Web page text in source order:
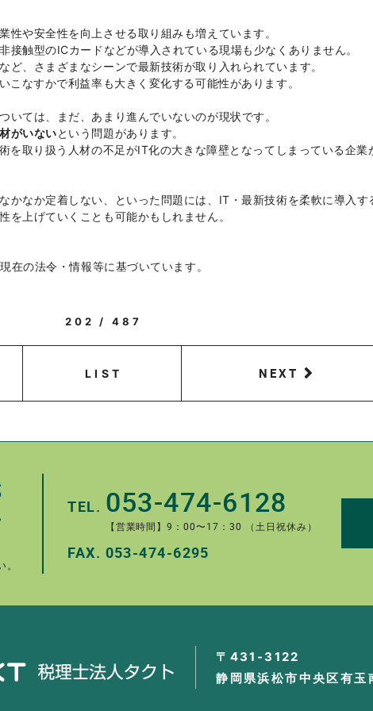
性や安全性を向上させる取り組みも増えています。
接触型のICカードなどが導入されている現場も少なくありません。
ど、さまざまなシーンで最新技術が取り入れられています。
こなすかで利益率も大きく変化する可能性があります。
いては、まだ、あまり進んでいないのが現状です。
がいないという問題があります。
を取り扱う人材の不足がIT化の大きな障壁となってしまっている企業
かなか定着しない、といった問題には、IT・最新技術を柔軟に導入す
を上げていくことも可能かもしれません。
の法令・情報等に基づいています。
202 / 487
LIST NEXT
TEL. 053-474-6128
【営業時間】9：00〜17：30 （土日祝休み）
FAX. 053-474-6295
〒431-3122
静岡県浜松市中央区有